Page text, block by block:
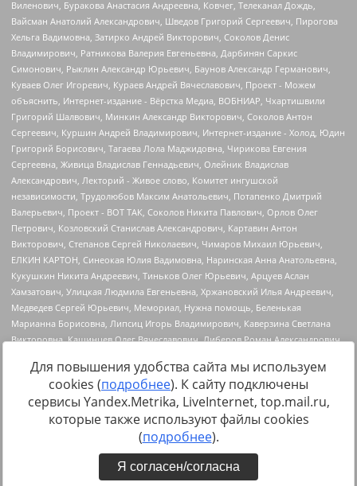
Источник:https://minjust.gov.ru/uploaded/files/reestr-
inostrannyih-agentov-22-03-2024.pdfданные на22.03.2024
Для повышения удобства сайта мы используем
cookies (подробнее). К сайту подключены
сервисы Yandex.Metrika, LiveInternet, top.mail.ru,
которые также используют файлы cookies
(подробнее).
Я согласен/согласна